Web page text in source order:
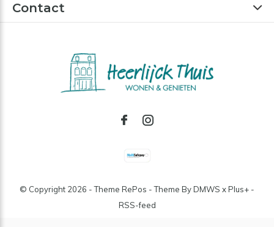
Contact
© Copyright 2026 - Theme RePos - Theme ByDMWS xPlus+ -
RSS-feed